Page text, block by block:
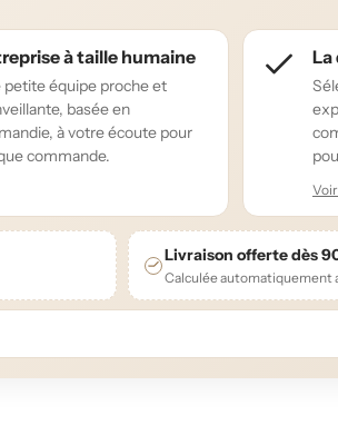
à taille humaine
petite équipe proche et
basée en
à votre écoute pour
commande.
La
Livraison offerte dès
Calculée automatiquement